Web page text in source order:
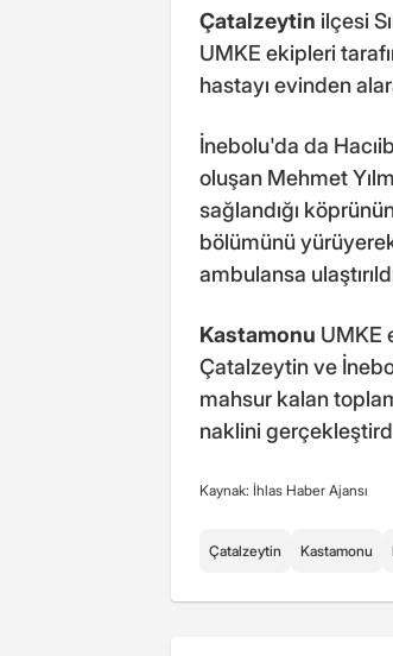
Çatalzeytin ilçesi
UMKE ekipleri
hastayı evinden
İnebolu'da da
oluşan Mehmet
sağlandığı
bölümünü
ambulansa
Kastamonu UMKE
Çatalzeytin ve
mahsur kalan
naklini
Kaynak: İhlas Haber Ajansı
Çatalzeytin Kastamonu